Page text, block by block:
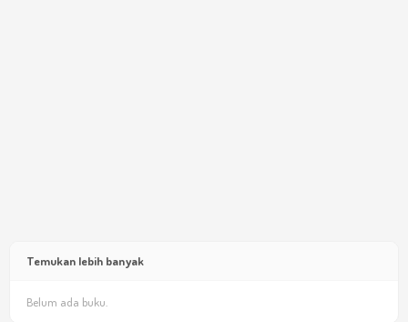
Temukan lebih banyak
Belum ada buku.